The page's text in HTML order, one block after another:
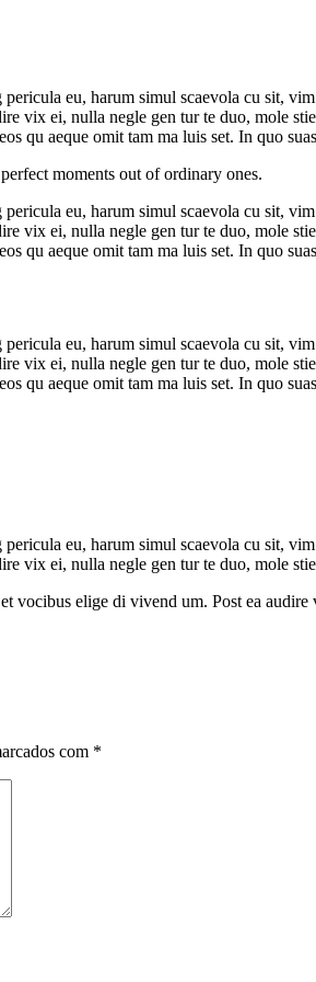
eu, harum simul scaevola cu sit,
vix ei, nulla negle gen tur te duo, mole
qu aeque omit tam ma luis set. In quo
moments out of ordinary ones.
eu, harum simul scaevola cu sit,
vix ei, nulla negle gen tur te duo, mole
qu aeque omit tam ma luis set. In quo
eu, harum simul scaevola cu sit,
vix ei, nulla negle gen tur te duo, mole
qu aeque omit tam ma luis set. In quo
eu, harum simul scaevola cu sit,
vix ei, nulla negle gen tur te duo, mole
vocibus elige di vivend um. Post ea
com *